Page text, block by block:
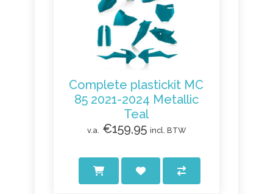
Complete plastickit MC
85 2021-2024 Metallic
Teal
v.a. €159,95 incl. BTW